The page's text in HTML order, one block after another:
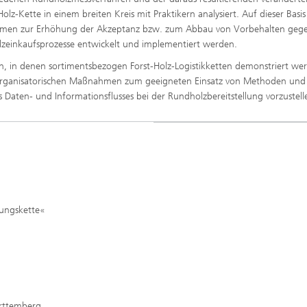
Kette in einem breiten Kreis mit Praktikern analysiert. Auf dieser Basis
zur Erhöhung der Akzeptanz bzw. zum Abbau von Vorbehalten
entwickelt und implementiert werden.
in denen sortimentsbezogen Forst-Holz-Logistikketten demonstriert
Maßnahmen zum geeigneten Einsatz von Methoden und
und Informationsflusses bei der Rundholzbereitstellung